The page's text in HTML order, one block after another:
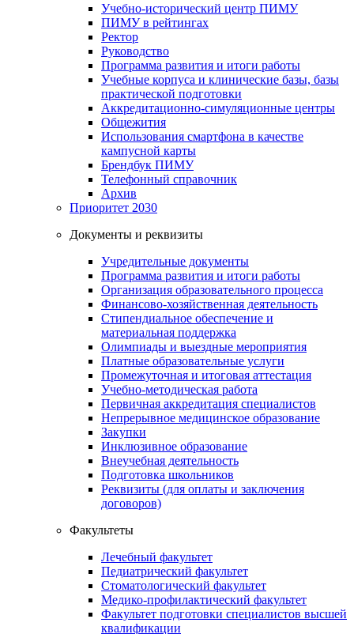
Учебно-исторический центр ПИМУ
ПИМУ в рейтингах
Ректор
Руководство
Программа развития и итоги работы
Учебные корпуса и клинические базы, базы
практической подготовки
Аккредитационно-симуляционные центры
Общежития
Использования смартфона в качестве
кампусной карты
Брендбук ПИМУ
Телефонный справочник
Архив
Приоритет 2030
Документы и реквизиты
Учредительные документы
Программа развития и итоги работы
Организация образовательного процесса
Финансово-хозяйственная деятельность
Стипендиальное обеспечение и
материальная поддержка
Олимпиады и выездные мероприятия
Платные образовательные услуги
Промежуточная и итоговая аттестация
Учебно-методическая работа
Первичная аккредитация специалистов
Непрерывное медицинское образование
Закупки
Инклюзивное образование
Внеучебная деятельность
Подготовка школьников
Реквизиты (для оплаты и заключения
договоров)
Факультеты
Лечебный факультет
Педиатрический факультет
Стоматологический факультет
Медико-профилактический факультет
Факультет подготовки специалистов высшей
квалификации